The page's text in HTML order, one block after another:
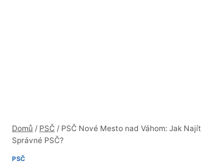
Domů / PSČ / PSČ Nové Mesto nad Váhom: Jak Najít
Správné PSČ?
PSČ